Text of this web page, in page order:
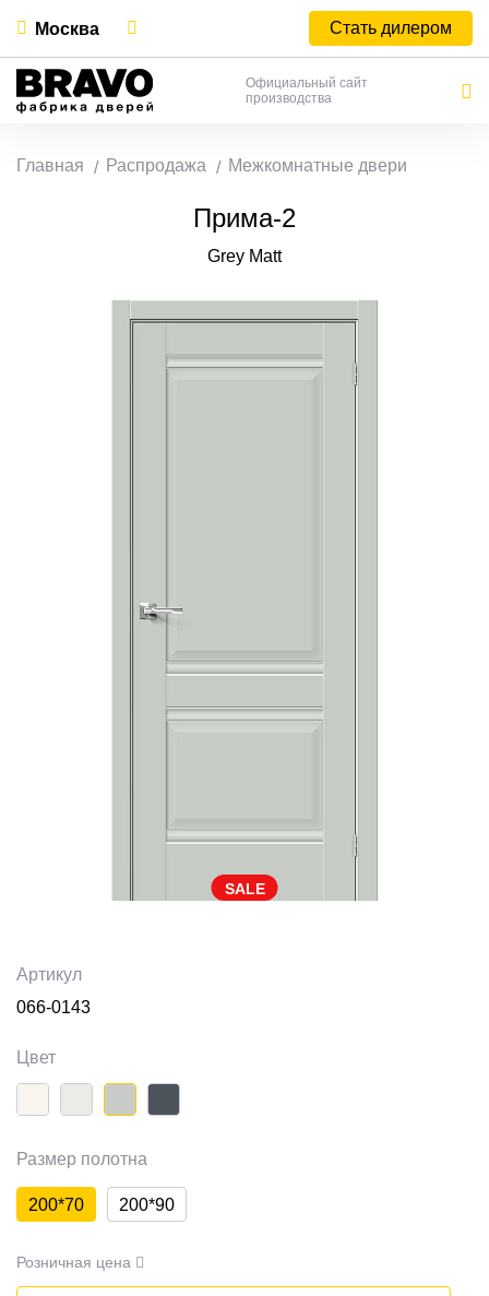
Москва Стать дилером
Официальный сайт
производства
Главная Распродажа Межкомнатные двери
Прима-2
Grey Matt
SALE
Артикул
066-0143
Цвет
Размер полотна
200*70 200*90
Розничная цена